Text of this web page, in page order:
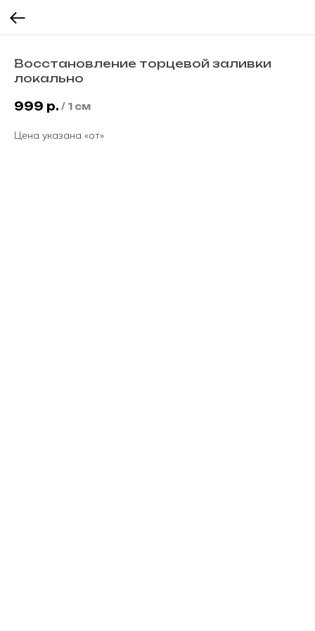
Восстановление торцевой заливки
локально
999 р. / 1 см
Цена указана «от»